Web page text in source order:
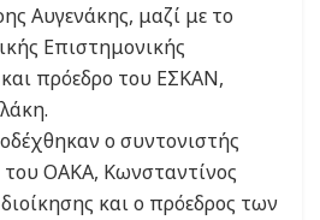
Αυγενάκης, μαζί με το
Επιστημονικής
πρόεδρο του ΕΣΚΑΝ,
ο συντονιστής
του ΟΑΚΑ, Κωνσταντίνος
και ο πρόεδρος των